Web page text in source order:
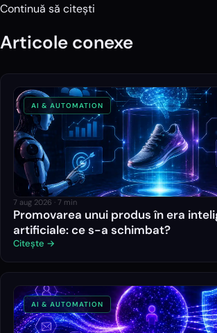
Continuă să citești
Articole conexe
AI & AUTOMATION
7 aug 2026 · 7 min
Promovarea unui produs în era
artificiale: ce s-a schimbat?
Citește →
AI & AUTOMATION